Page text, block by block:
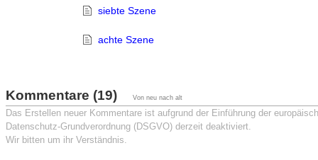
siebte Szene
achte Szene
Kommentare (19) Von neu nach alt
Das Erstellen neuer Kommentare ist aufgrund der Einführung der
Datenschutz-Grundverordnung (DSGVO) derzeit deaktiviert.
Wir bitten um ihr Verständnis.